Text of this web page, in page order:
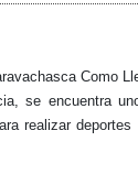
Como
se encuentra
realizar